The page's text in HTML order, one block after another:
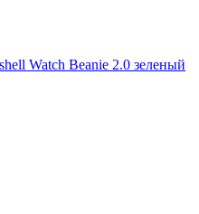
Watch Beanie 2.0 зеленый